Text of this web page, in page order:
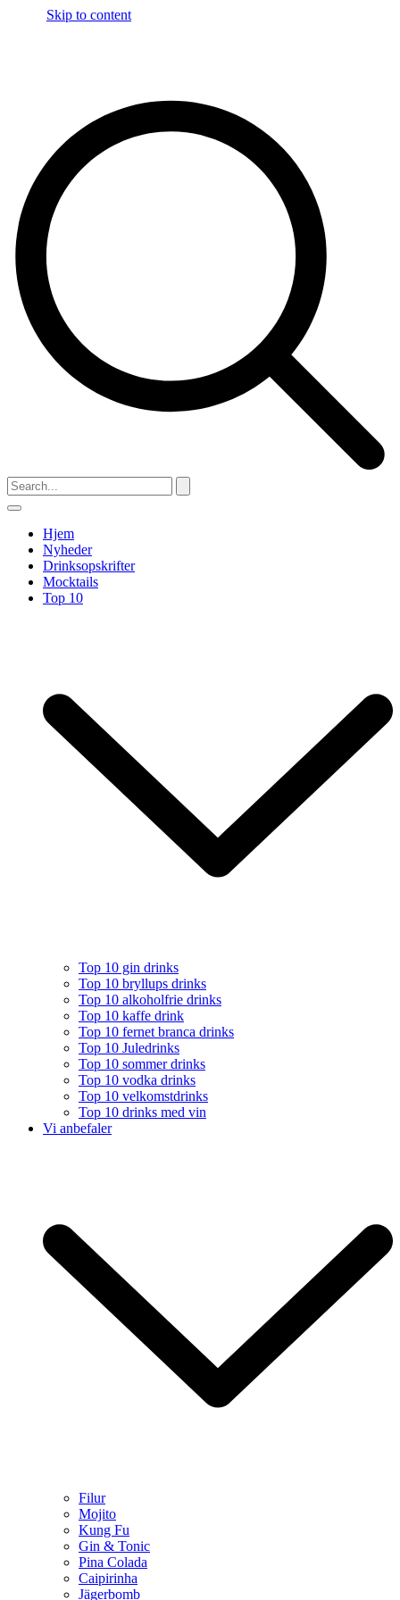
Skip to content
Hjem
Nyheder
Drinksopskrifter
Mocktails
Top 10
Top 10 gin drinks
Top 10 bryllups drinks
Top 10 alkoholfrie drinks
Top 10 kaffe drink
Top 10 fernet branca drinks
Top 10 Juledrinks
Top 10 sommer drinks
Top 10 vodka drinks
Top 10 velkomstdrinks
Top 10 drinks med vin
Vi anbefaler
Filur
Mojito
Kung Fu
Gin & Tonic
Pina Colada
Caipirinha
Jägerbomb